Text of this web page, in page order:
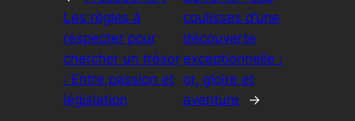
Les règles à
respecter pour
chercher un trésor
: Entre passion et
législation
coulisses d’une
découverte
exceptionnelle :
or, gloire et
aventure
→